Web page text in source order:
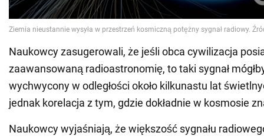
Naukowcy zasugerowali, że jeśli obca cywilizacja
zaawansowaną radioastronomię, to taki sygnał
wychwycony w odległości około kilkunastu lat
jednak korelacja z tym, gdzie dokładnie w kosmosie
Naukowcy wyjaśniają, że większość sygnału